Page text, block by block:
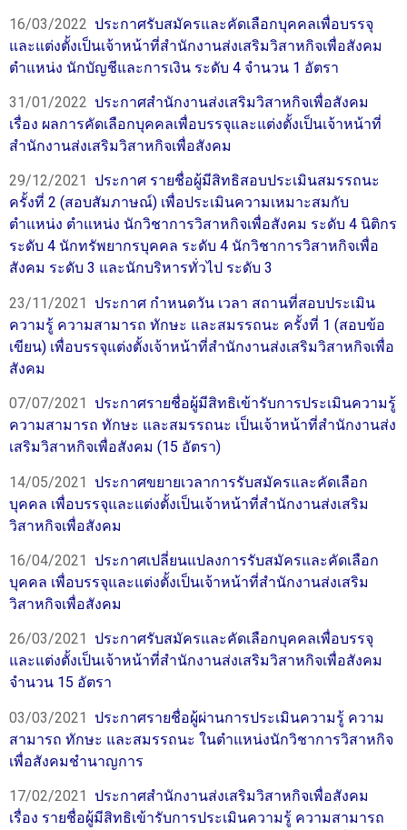
16/03/2022 ประกาศรับสมัครและคัดเลือกบุคคลเพื่อบรรจุ
และแต่งตั้งเป็นเจ้าหน้าที่สำนักงานส่งเสริมวิสาหกิจเพื่อสังคม
ตำแหน่ง นักบัญชีและการเงิน ระดับ 4 จำนวน 1 อัตรา
31/01/2022 ประกาศสำนักงานส่งเสริมวิสาหกิจเพื่อสังคม
เรื่อง ผลการคัดเลือกบุคคลเพื่อบรรจุและแต่งตั้งเป็นเจ้าหน้าที่
สำนักงานส่งเสริมวิสาหกิจเพื่อสังคม
29/12/2021 ประกาศ รายชื่อผู้มีสิทธิสอบประเมินสมรรถนะ
ครั้งที่ 2 (สอบสัมภาษณ์) เพื่อประเมินความเหมาะสมกับ
ตำแหน่ง ตำแหน่ง นักวิชาการวิสาหกิจเพื่อสังคม ระดับ 4 นิติกร
ระดับ 4 นักทรัพยากรบุคคล ระดับ 4 นักวิชาการวิสาหกิจเพื่อ
สังคม ระดับ 3 และนักบริหารทั่วไป ระดับ 3
23/11/2021 ประกาศ กำหนดวัน เวลา สถานที่สอบประเมิน
ความรู้ ความสามารถ ทักษะ และสมรรถนะ ครั้งที่ 1 (สอบข้อ
เขียน) เพื่อบรรจุแต่งตั้งเจ้าหน้าที่สำนักงานส่งเสริมวิสาหกิจเพื่อ
สังคม
07/07/2021 ประกาศรายชื่อผู้มีสิทธิเข้ารับการประเมินความรู้
ความสามารถ ทักษะ และสมรรถนะ เป็นเจ้าหน้าที่สำนักงานส่ง
เสริมวิสาหกิจเพื่อสังคม (15 อัตรา)
14/05/2021 ประกาศขยายเวลาการรับสมัครและคัดเลือก
บุคคล เพื่อบรรจุและแต่งตั้งเป็นเจ้าหน้าที่สำนักงานส่งเสริม
วิสาหกิจเพื่อสังคม
16/04/2021 ประกาศเปลี่ยนแปลงการรับสมัครและคัดเลือก
บุคคล เพื่อบรรจุและแต่งตั้งเป็นเจ้าหน้าที่สำนักงานส่งเสริม
วิสาหกิจเพื่อสังคม
26/03/2021 ประกาศรับสมัครและคัดเลือกบุคคลเพื่อบรรจุ
และแต่งตั้งเป็นเจ้าหน้าที่สำนักงานส่งเสริมวิสาหกิจเพื่อสังคม
จำนวน 15 อัตรา
03/03/2021 ประกาศรายชื่อผู้ผ่านการประเมินความรู้ ความ
สามารถ ทักษะ และสมรรถนะ ในตำแหน่งนักวิชาการวิสาหกิจ
เพื่อสังคมชำนาญการ
17/02/2021 ประกาศสำนักงานส่งเสริมวิสาหกิจเพื่อสังคม
เรื่อง รายชื่อผู้มีสิทธิเข้ารับการประเมินความรู้ ความสามารถ